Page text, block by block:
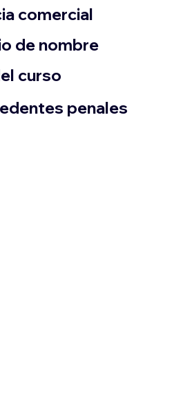
comercial
de nombre
curso
penales